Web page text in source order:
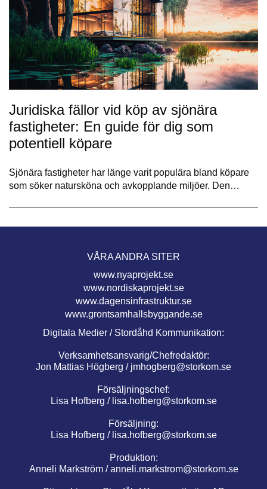
Juridiska fällor vid köp av sjönära
fastigheter: En guide för dig som
potentiell köpare
Sjönära fastigheter har länge varit populära bland köpare
som söker natursköna och avkopplande miljöer. Den…
VÅRA ANDRA SITER
www.nyaprojekt.se
www.nordiskaprojekt.se
www.dagensinfrastruktur.se
www.grontsamhallsbyggande.se
Digitala Medier / Stordåhd Kommunikation:
Verksamhetsansvarig/Chefredaktör:
Jon Mattias Högberg / jmhogberg@storkom.se
Försäljningschef:
Lisa Hofberg / lisa.hofberg@storkom.se
Försäljning:
Lisa Hofberg / lisa.hofberg@storkom.se
Produktion:
Anneli Markström /anneli.markstrom@storkom.se